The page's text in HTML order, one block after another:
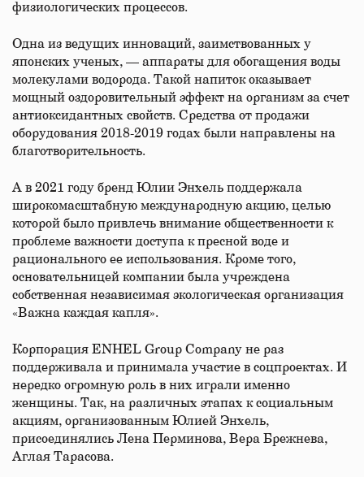
физиологических процессов.
Одна из ведущих инноваций, заимствованных у
японских ученых, — аппараты для обогащения воды
молекулами водорода. Такой напиток оказывает
мощный оздоровительный эффект на организм за счет
антиоксидантных свойств. Средства от продажи
оборудования 2018-2019 годах были направлены на
благотворительность.
А в 2021 году бренд Юлии Энхель поддержала
широкомасштабную международную акцию, целью
которой было привлечь внимание общественности к
проблеме важности доступа к пресной воде и
рационального ее использования. Кроме того,
основательницей компании была учреждена
собственная независимая экологическая организация
«Важна каждая капля».
Корпорация ENHEL Group Company не раз
поддерживала и принимала участие в соцпроектах. И
нередко огромную роль в них играли именно
женщины. Так, на различных этапах к социальным
акциям, организованным Юлией Энхель,
присоединялись Лена Перминова, Вера Брежнева,
Аглая Тарасова.